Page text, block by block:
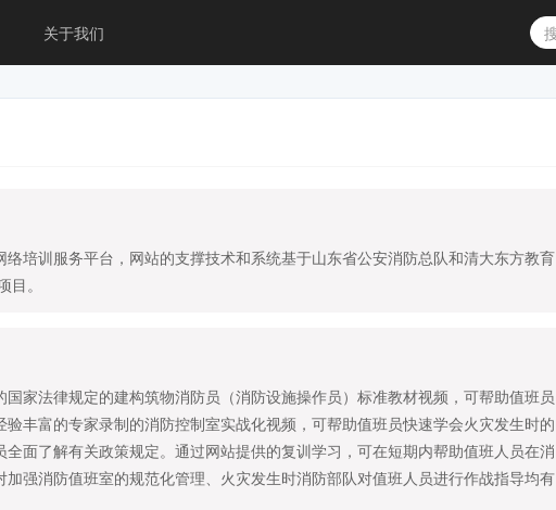
关于我们
培训服务平台，网站的支撑技术和系统基于山东省公安消防总队和清大东方教育
。
家法律规定的建构筑物消防员（消防设施操作员）标准教材视频，可帮助值班员
丰富的专家录制的消防控制室实战化视频，可帮助值班员快速学会火灾发生时的
面了解有关政策规定。通过网站提供的复训学习，可在短期内帮助值班人员在消
强消防值班室的规范化管理、火灾发生时消防部队对值班人员进行作战指导均有